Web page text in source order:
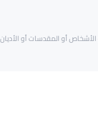
أو المقدسات أو